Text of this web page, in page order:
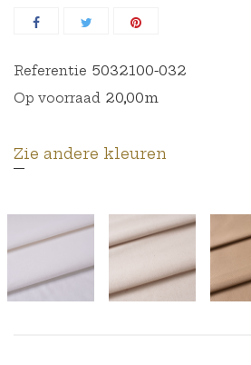
Referentie 5032100-032
Op voorraad 20,00m
Zie andere kleuren